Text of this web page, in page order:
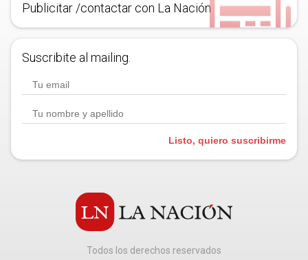
Publicitar /contactar con La Nación
Suscribite al mailing.
Listo, quiero suscribirme
Todos los derechos reservados